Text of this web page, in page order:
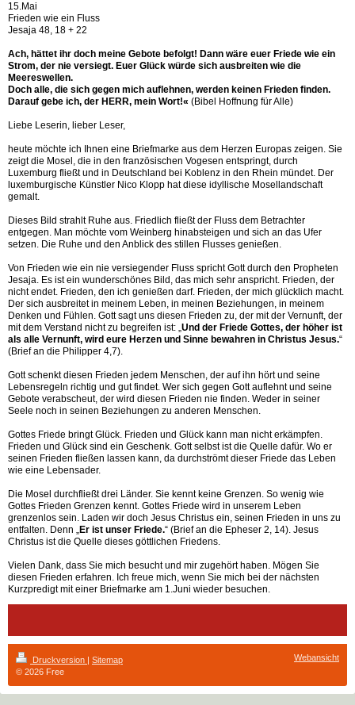
15.Mai
Frieden wie ein Fluss
Jesaja 48, 18 + 22
Ach, hättet ihr doch meine Gebote befolgt! Dann wäre euer Friede wie ein
Strom, der nie versiegt. Euer Glück würde sich ausbreiten wie die
Meereswellen.
Doch alle, die sich gegen mich auflehnen, werden keinen Frieden finden.
Darauf gebe ich, der HERR, mein Wort!« (Bibel Hoffnung für Alle)
Liebe Leserin, lieber Leser,
heute möchte ich Ihnen eine Briefmarke aus dem Herzen Europas zeigen. Sie
zeigt die Mosel, die in den französischen Vogesen entspringt, durch
Luxemburg fließt und in Deutschland bei Koblenz in den Rhein mündet. Der
luxemburgische Künstler Nico Klopp hat diese idyllische Mosellandschaft
gemalt.
Dieses Bild strahlt Ruhe aus. Friedlich fließt der Fluss dem Betrachter
entgegen. Man möchte vom Weinberg hinabsteigen und sich an das Ufer
setzen. Die Ruhe und den Anblick des stillen Flusses genießen.
Von Frieden wie ein nie versiegender Fluss spricht Gott durch den Propheten
Jesaja. Es ist ein wunderschönes Bild, das mich sehr anspricht. Frieden, der
nicht endet. Frieden, den ich genießen darf. Frieden, der mich glücklich macht.
Der sich ausbreitet in meinem Leben, in meinen Beziehungen, in meinem
Denken und Fühlen. Gott sagt uns diesen Frieden zu, der mit der Vernunft, der
mit dem Verstand nicht zu begreifen ist: „ Und der Friede Gottes, der höher ist
als alle Vernunft, wird eure Herzen und Sinne bewahren in Christus Jesus.“
(Brief an die Philipper 4,7).
Gott schenkt diesen Frieden jedem Menschen, der auf ihn hört und seine
Lebensregeln richtig und gut findet. Wer sich gegen Gott auflehnt und seine
Gebote verabscheut, der wird diesen Frieden nie finden. Weder in seiner
Seele noch in seinen Beziehungen zu anderen Menschen.
Gottes Friede bringt Glück. Frieden und Glück kann man nicht erkämpfen.
Frieden und Glück sind ein Geschenk. Gott selbst ist die Quelle dafür. Wo er
seinen Frieden fließen lassen kann, da durchströmt dieser Friede das Leben
wie eine Lebensader.
Die Mosel durchfließt drei Länder. Sie kennt keine Grenzen. So wenig wie
Gottes Frieden Grenzen kennt. Gottes Friede wird in unserem Leben
grenzenlos sein. Laden wir doch Jesus Christus ein, seinen Frieden in uns zu
entfalten. Denn „
Er ist unser Friede.“ (Brief an die Epheser 2, 14). Jesus
Christus ist die Quelle dieses göttlichen Friedens.
Vielen Dank, dass Sie mich besucht und mir zugehört haben. Mögen Sie
diesen Frieden erfahren. Ich freue mich, wenn Sie mich bei der nächsten
Kurzpredigt mit einer Briefmarke am 1.Juni wieder besuchen.
Druckversion | Sitemap
© 2026 Free
Webansicht